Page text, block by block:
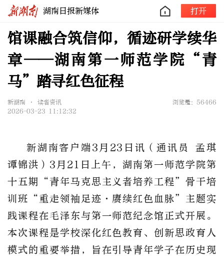
湖南日报新媒体 打开
馆课融合筑信仰，循迹研学续华
章——湖南第一师范学院“青
马”踏寻红色征程
新湖南 • 读者资讯
浏览量：56466
2026-03-23 11:12:32
新湖南客户端3月23日讯（通讯员 孟琪
谭锦洪）3月21日上午，湖南第一师范学院第
十五期“青年马克思主义者培养工程”骨干培
训班“重走领袖足迹·赓续红色血脉”主题实
践课程在毛泽东与第一师范纪念馆正式开展。
本次课程是学校深化红色教育、创新思政育人
模式的重要举措，旨在引导青年学子在历史现